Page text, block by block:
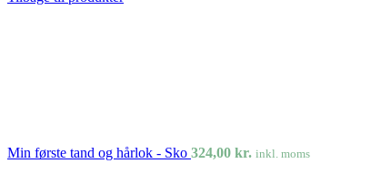
Min første tand og hårlok - Sko 324,00 kr. inkl. moms